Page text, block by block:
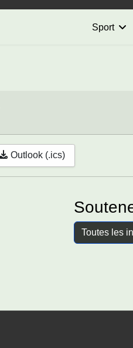
Sport
Outlook (.ics)
Toutes les